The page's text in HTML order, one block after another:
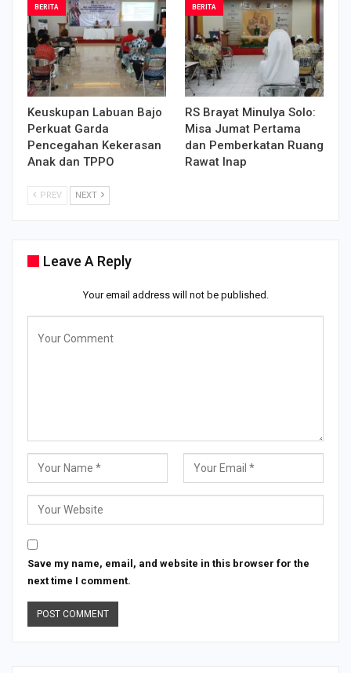
BERITA
Keuskupan Labuan Bajo
Perkuat Garda
Pencegahan Kekerasan
Anak dan TPPO
BERITA
RS Brayat Minulya Solo:
Misa Jumat Pertama
dan Pemberkatan Ruang
Rawat Inap
PREV NEXT
Leave A Reply
Your email address will not be published.
Save my name, email, and website in this browser for the
next time I comment.